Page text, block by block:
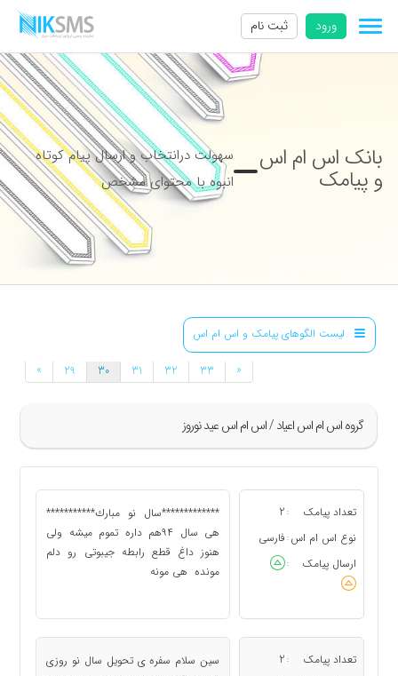
ورود ثبت نام
بانک اس ام اس
و پیامک
سهولت درانتخاب و ارسال پیام کوتاه
انبوه با محتوای مشخص
لیست الگوهای پیامک و اس ام اس
گروه اس ام اس اعياد / اس ام اس عید نوروز
» 29 30 31 32 33 «
تعداد پیامک :
2
نوع اس ام اس : فارسی
ارسال پیامک
:
*************سال نو مبارك***********
هى سال ۹۴هم داره تموم ميشه ولى
هنوز داغ قطع رابطه جيبوتى رو دلم
مونده هى مونه
تعداد پیامک :
2
سین سلام سفره ی تحویل سال نو روزی